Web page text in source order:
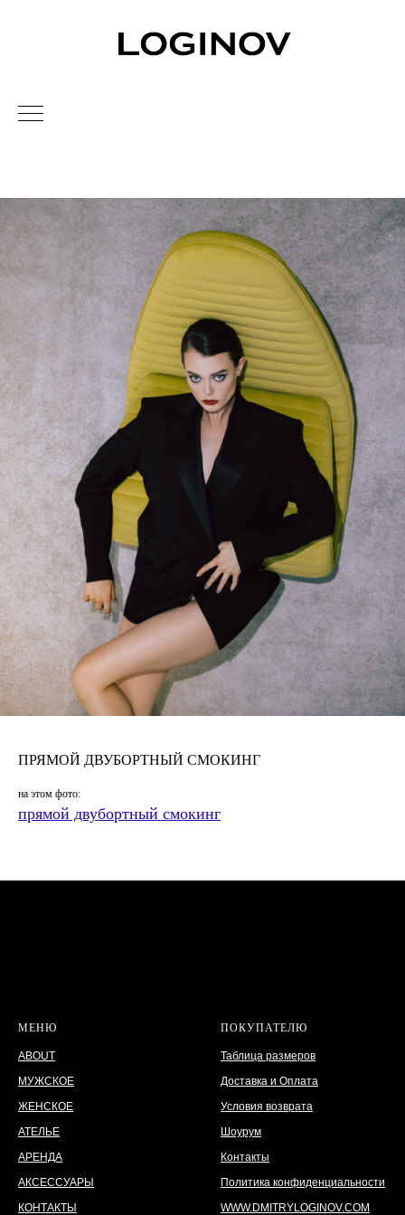
ПРЯМОЙ ДВУБОРТНЫЙ СМОКИНГ
на этом фото:
прямой двубортный смокинг
МЕНЮ
ABOUT
МУЖСКОЕ
ЖЕНСКОЕ
АТЕЛЬЕ
АРЕНДА
АКСЕССУАРЫ
КОНТАКТЫ
ПОКУПАТЕЛЮ
Таблица размеров
Доставка и Оплата
Условия возврата
Шоурум
Контакты
Политика конфиденциальности
WWW.DMITRYLOGINOV.COM